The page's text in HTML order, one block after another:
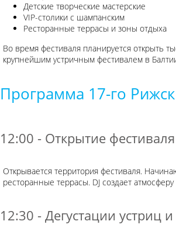
Детские творческие мастерские
VIP-столики с шампанским
Ресторанные террасы и зоны отдыха
Во время фестиваля планируется открыть
крупнейшим устричным фестивалем в
Программа 17-го
12:00 - Открытие фестиваля
Открывается территория фестиваля.
ресторанные террасы. DJ создает
12:30 - Дегустации устриц